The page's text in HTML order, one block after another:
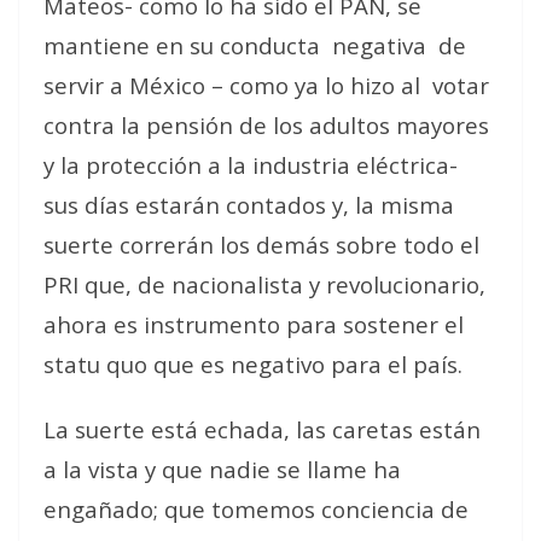
mantiene en su conducta negativa de
servir a México – como ya lo hizo al votar
contra la pensión de los adultos mayores
y la protección a la industria eléctrica-
sus días estarán contados y, la misma
suerte correrán los demás sobre todo el
PRI que, de nacionalista y revolucionario,
ahora es instrumento para sostener el
statu quo que es negativo para el país.
La suerte está echada, las caretas están
a la vista y que nadie se llame ha
engañado; que tomemos conciencia de